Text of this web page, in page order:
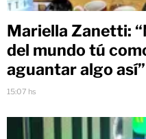
Mariella Zanetti:
del mundo tú
aguantar algo así”
15:07 hs